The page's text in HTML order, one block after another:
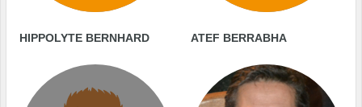
HIPPOLYTE BERNHARD ATEF BERRABHA